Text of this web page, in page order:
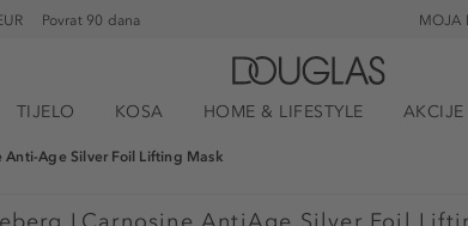
Povrat 90 dana MOJA
TIJELO KOSA HOME & LIFESTYLE
Anti-Age Silver Foil Lifting Mask
LCarnosine AntiAge Silver Foil